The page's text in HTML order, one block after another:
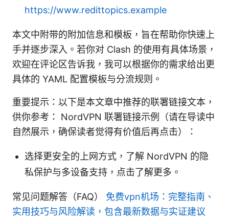
https://www.redittopics.example
本文中附带的附加信息和模板，旨在帮助你快速上
手并逐步深入。若你对 Clash 的使用有具体场景，
欢迎在评论区告诉我，我可以根据你的需求给出更
具体的 YAML 配置模板与分流规则。
重要提示：以下是本文章中推荐的联署链接文本，
供你参考： NordVPN 联署链接示例（请在导读中
自然展示，确保读者觉得有价值后再点击）：
选择更安全的上网方式，了解 NordVPN 的隐
私保护与多设备支持，点击了解更多。
常见问题解答（FAQ） 免费vpn机场：完整指南、
实用技巧与风险解读，包含最新数据与实证建议